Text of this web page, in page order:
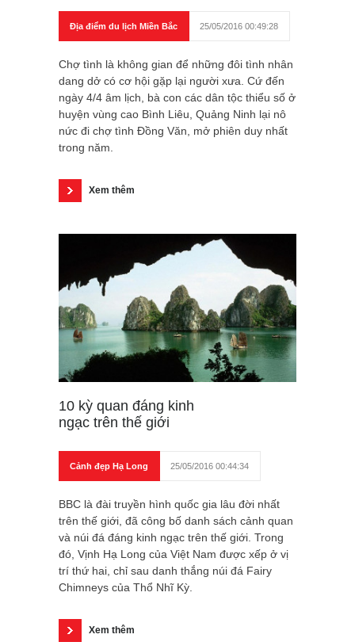
Địa điểm du lịch Miền Bắc 25/05/2016 00:49:28
Chợ tình là không gian để những đôi tình nhân
dang dở có cơ hội gặp lại người xưa. Cứ đến
ngày 4/4 âm lịch, bà con các dân tộc thiểu số ở
huyện vùng cao Bình Liêu, Quảng Ninh lại nô
nức đi chợ tình Đồng Văn, mở phiên duy nhất
trong năm.
Xem thêm
10 kỳ quan đáng kinh
ngạc trên thế giới
Cảnh đẹp Hạ Long 25/05/2016 00:44:34
BBC là đài truyền hình quốc gia lâu đời nhất
trên thế giới, đã công bố danh sách cảnh quan
và núi đá đáng kinh ngạc trên thế giới. Trong
đó, Vịnh Hạ Long của Việt Nam được xếp ở vị
trí thứ hai, chỉ sau danh thắng núi đá Fairy
Chimneys của Thổ Nhĩ Kỳ.
Xem thêm